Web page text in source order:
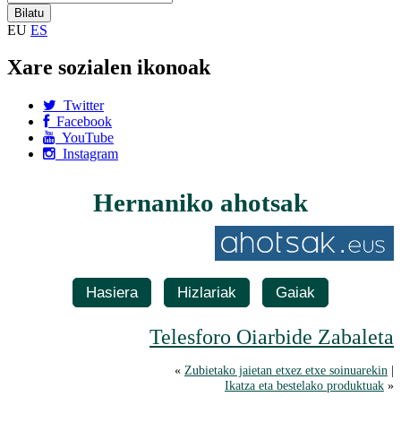
EU ES
Xare sozialen ikonoak
Twitter
Facebook
YouTube
Instagram
Hernaniko ahotsak
Hasiera Hizlariak Gaiak
Telesforo Oiarbide Zabaleta
« Zubietako jaietan etxez etxe soinuarekin |
Ikatza eta bestelako produktuak »